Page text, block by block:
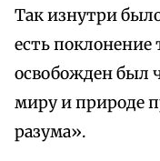
Так изнутри
есть поклонение
освобожден был
миру и природе
разума».